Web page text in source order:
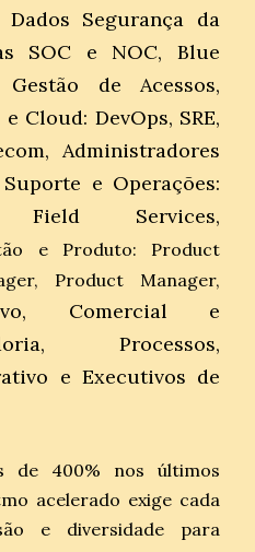
Segurança da
SOC e NOC, Blue
Gestão de Acessos,
Cloud: DevOps, SRE,
Administradores
Suporte e Operações:
Services,
e Produto: Product
Product Manager,
Comercial e
Processos,
e Executivos de
de 400% nos últimos
acelerado exige cada
e diversidade para